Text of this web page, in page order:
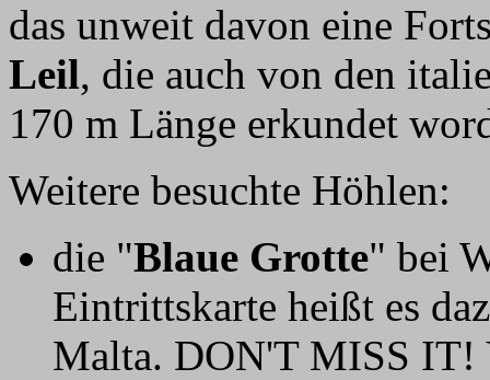
das unweit davon eine
Leil, die auch von den
170 m Länge erkundet
Weitere besuchte Höhlen:
die "Blaue Grotte" bei
Eintrittskarte heißt es
Malta. DON'T MISS IT!